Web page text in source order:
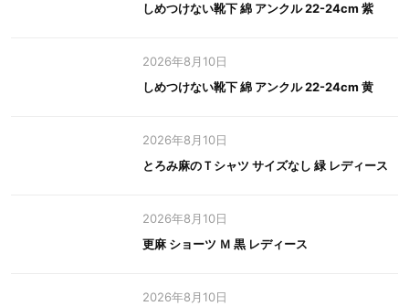
しめつけない靴下 綿 アンクル 22-24cm 紫
2026年8月10日
しめつけない靴下 綿 アンクル 22-24cm 黄
2026年8月10日
とろみ麻のＴシャツ サイズなし 緑 レディース
2026年8月10日
更麻 ショーツ Ｍ 黒 レディース
2026年8月10日